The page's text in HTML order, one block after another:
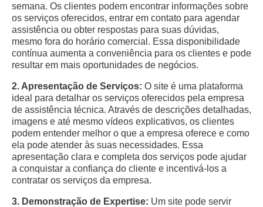
semana. Os clientes podem encontrar informações sobre
os serviços oferecidos, entrar em contato para agendar
assistência ou obter respostas para suas dúvidas,
mesmo fora do horário comercial. Essa disponibilidade
contínua aumenta a conveniência para os clientes e pode
resultar em mais oportunidades de negócios.
2. Apresentação de Serviços: O site é uma plataforma
ideal para detalhar os serviços oferecidos pela empresa
de assistência técnica. Através de descrições detalhadas,
imagens e até mesmo vídeos explicativos, os clientes
podem entender melhor o que a empresa oferece e como
ela pode atender às suas necessidades. Essa
apresentação clara e completa dos serviços pode ajudar
a conquistar a confiança do cliente e incentivá-los a
contratar os serviços da empresa.
3. Demonstração de Expertise: Um site pode servir